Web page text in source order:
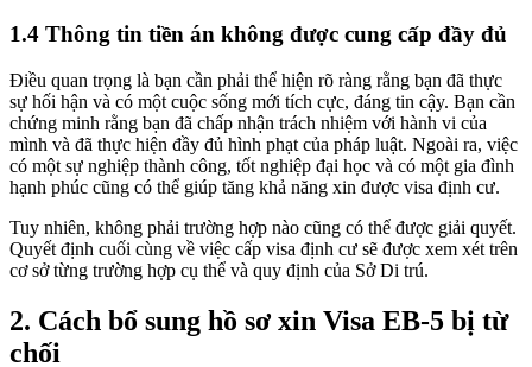
1.4 Thông tin tiền án không được cung cấp đầy đủ
Điều quan trọng là bạn cần phải thể hiện rõ ràng rằng bạn đã thực
sự hối hận và có một cuộc sống mới tích cực, đáng tin cậy. Bạn cần
chứng minh rằng bạn đã chấp nhận trách nhiệm với hành vi của
mình và đã thực hiện đầy đủ hình phạt của pháp luật. Ngoài ra, việc
có một sự nghiệp thành công, tốt nghiệp đại học và có một gia đình
hạnh phúc cũng có thể giúp tăng khả năng xin được visa định cư.
Tuy nhiên, không phải trường hợp nào cũng có thể được giải quyết.
Quyết định cuối cùng về việc cấp visa định cư sẽ được xem xét trên
cơ sở từng trường hợp cụ thể và quy định của Sở Di trú.
2. Cách bổ sung hồ sơ xin Visa EB-5 bị từ
chối